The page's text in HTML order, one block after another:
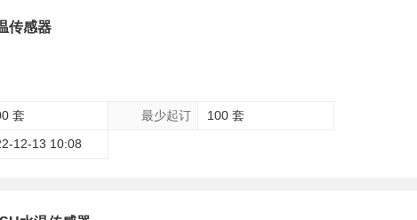
传感器
套 最少起订
100 套
12-13 10:08